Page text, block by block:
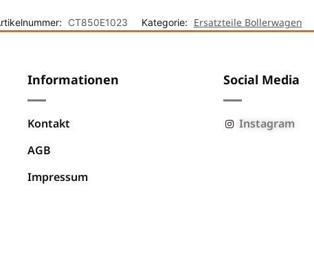
CT850E1023 Kategorie: Ersatzteile Bollerwagen
Informationen
Kontakt
AGB
Impressum
Social Media
Instagram